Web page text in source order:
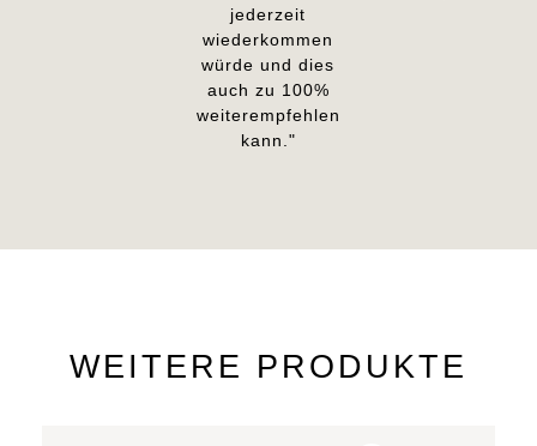
jederzeit
wiederkommen
würde und dies
auch zu 100%
weiterempfehlen
kann."
WEITERE PRODUKTE